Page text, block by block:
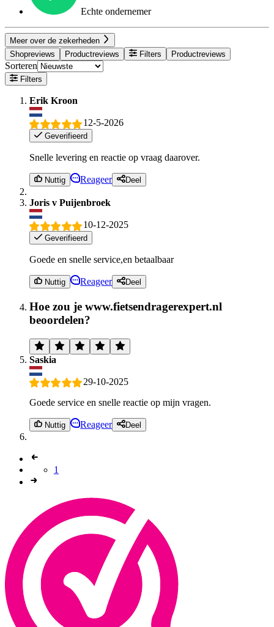
Echte ondernemer
Meer over de zekerheden
Shopreviews
Productreviews Filters Productreviews
Sorteren
Filters
Erik Kroon
12-5-2026
Geverifieerd
Snelle levering en reactie op vraag daarover.
Nuttig Reageer Deel
Joris v Puijenbroek
10-12-2025
Geverifieerd
Goede en snelle service,en betaalbaar
Nuttig Reageer Deel
Hoe zou je www.fietsendragerexpert.nl
beoordelen?
Saskia
29-10-2025
Goede service en snelle reactie op mijn vragen.
Nuttig Reageer Deel
1